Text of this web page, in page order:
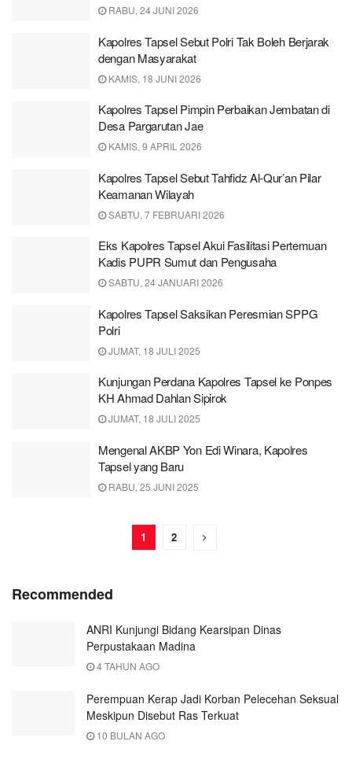
RABU, 24 JUNI 2026
Kapolres Tapsel Sebut Polri Tak Boleh Berjarak
dengan Masyarakat
KAMIS, 18 JUNI 2026
Kapolres Tapsel Pimpin Perbaikan Jembatan di
Desa Pargarutan Jae
KAMIS, 9 APRIL 2026
Kapolres Tapsel Sebut Tahfidz Al-Qur’an Pilar
Keamanan Wilayah
SABTU, 7 FEBRUARI 2026
Eks Kapolres Tapsel Akui Fasilitasi Pertemuan
Kadis PUPR Sumut dan Pengusaha
SABTU, 24 JANUARI 2026
Kapolres Tapsel Saksikan Peresmian SPPG
Polri
JUMAT, 18 JULI 2025
Kunjungan Perdana Kapolres Tapsel ke Ponpes
KH Ahmad Dahlan Sipirok
JUMAT, 18 JULI 2025
Mengenal AKBP Yon Edi Winara, Kapolres
Tapsel yang Baru
RABU, 25 JUNI 2025
1 2
Recommended
ANRI Kunjungi Bidang Kearsipan Dinas
Perpustakaan Madina
4 TAHUN AGO
Perempuan Kerap Jadi Korban Pelecehan Seksual
Meskipun Disebut Ras Terkuat
10 BULAN AGO